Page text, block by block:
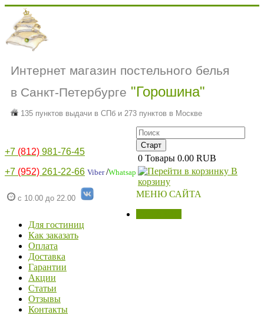
Интернет магазин постельного белья
в Санкт-Петербурге "Горошина"
135 пунктов выдачи в СПб и 273 пунктов в Москве
+7 (812) 981-76-45
+7 (952) 261-22-66 Viber/Whatsap
с 10.00 до 22.00
0 Товары 0.00 RUB
В
корзину
МЕНЮ САЙТА
Для гостиниц
Как заказать
Оплата
Доставка
Гарантии
Акции
Статьи
Отзывы
Контакты